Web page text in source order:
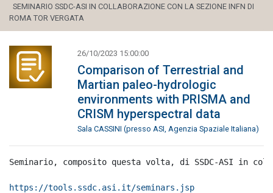
SEMINARIO SSDC-ASI IN COLLABORAZIONE CON LA SEZIONE INFN DI
ROMA TOR VERGATA
26/10/2023 15:00:00
Comparison of Terrestrial and
Martian paleo-hydrologic
environments with PRISMA and
CRISM hyperspectral data
Sala CASSINI (presso ASI, Agenzia Spaziale Italiana)
Seminario, composito questa volta, di SSDC-ASI in
https://tools.ssdc.asi.it/seminars.jsp